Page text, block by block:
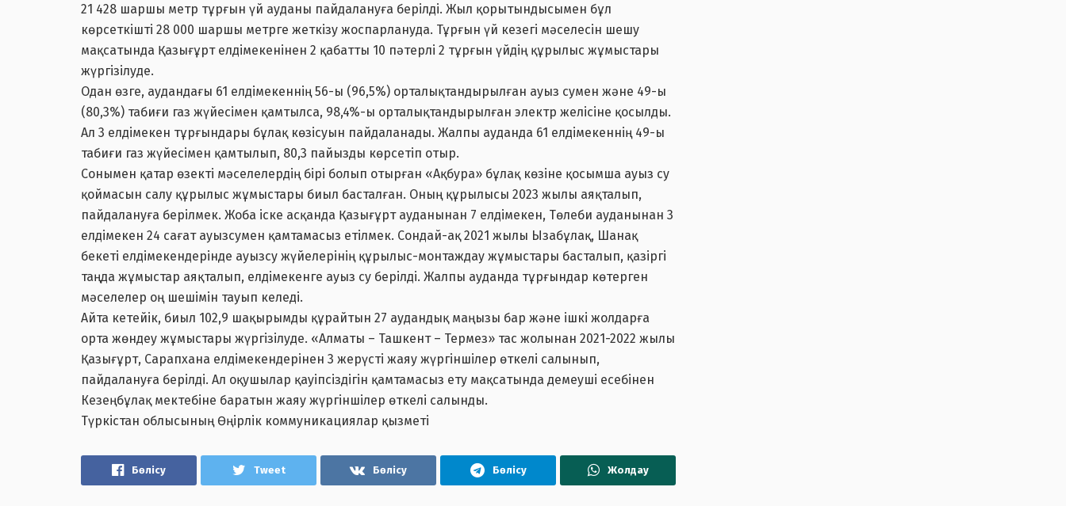
21 428 шаршы метр тұрғын үй ауданы пайдалануға берілді. Жыл қорытындысымен бұл
көрсеткішті 28 000 шаршы метрге жеткізу жоспарлануда. Тұрғын үй кезегі мәселесін шешу
мақсатында Қазығұрт елдімекенінен 2 қабатты 10 пәтерлі 2 тұрғын үйдің құрылыс жұмыстары
жүргізілуде.
Одан өзге, аудандағы 61 елдімекеннің 56-ы (96,5%) орталықтандырылған ауыз сумен және 49-ы
(80,3%) табиғи газ жүйесімен қамтылса, 98,4%-ы орталықтандырылған электр желісіне қосылды.
Ал 3 елдімекен тұрғындары бұлақ көзісуын пайдаланады. Жалпы ауданда 61 елдімекеннің 49-ы
табиғи газ жүйесімен қамтылып, 80,3 пайызды көрсетіп отыр.
Сонымен қатар өзекті мәселелердің бірі болып отырған «Ақбура» бұлақ көзіне қосымша ауыз су
қоймасын салу құрылыс жұмыстары биыл басталған. Оның құрылысы 2023 жылы аяқталып,
пайдалануға берілмек. Жоба іске асқанда Қазығұрт ауданынан 7 елдімекен, Төлеби ауданынан 3
елдімекен 24 сағат ауызсумен қамтамасыз етілмек. Сондай-ақ 2021 жылы Ызабұлақ, Шанақ
бекеті елдімекендерінде ауызсу жүйелерінің құрылыс-монтаждау жұмыстары басталып, қазіргі
таңда жұмыстар аяқталып, елдімекенге ауыз су берілді. Жалпы ауданда тұрғындар көтерген
мәселелер оң шешімін тауып келеді.
Айта кетейік, биыл 102,9 шақырымды құрайтын 27 аудандық маңызы бар және ішкі жолдарға
орта жөндеу жұмыстары жүргізілуде. «Алматы – Ташкент – Термез» тас жолынан 2021-2022 жылы
Қазығұрт, Сарапхана елдімекендерінен 3 жерүсті жаяу жүргіншілер өткелі салынып,
пайдалануға берілді. Ал оқушылар қауіпсіздігін қамтамасыз ету мақсатында демеуші есебінен
Кезеңбұлақ мектебіне баратын жаяу жүргіншілер өткелі салынды.
Түркістан облысының Өңірлік коммуникациялар қызметі
Бөлісу Tweet Бөлісу Бөлісу Жолдау